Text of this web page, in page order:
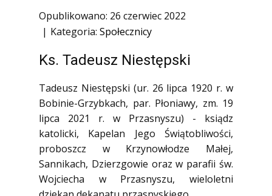
Ofiary zbrodni katyńskiej
zbrojne
Opozycja demokratyczna w PRL
Artyści
Badacze
Społecznicy
Opublikowano: 26 czerwiec 2022
Kategoria: Społecznicy
Ks. Tadeusz Niestępski
Tadeusz Niestępski (ur. 26 lipca 1920 r. w
Bobinie-Grzybkach, par. Płoniawy, zm. 19
lipca 2021 r. w Przasnyszu) - ksiądz
katolicki, Kapelan Jego Świątobliwości,
proboszcz w Krzynowłodze Małej,
Sannikach, Dzierzgowie oraz w parafii św.
Wojciecha w Przasnyszu, wieloletni